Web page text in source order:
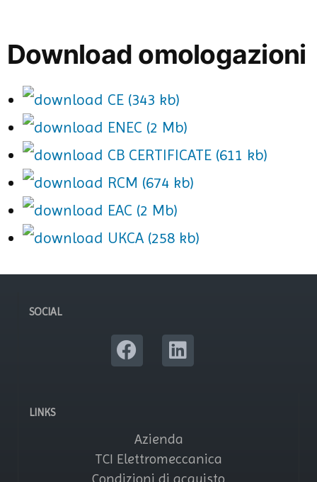
Download omologazioni
CE (343 kb)
ENEC (2 Mb)
CB CERTIFICATE (611 kb)
RCM (674 kb)
EAC (2 Mb)
UKCA (258 kb)
SOCIAL
LINKS
Azienda
TCI Elettromeccanica
Condizioni di acquisto